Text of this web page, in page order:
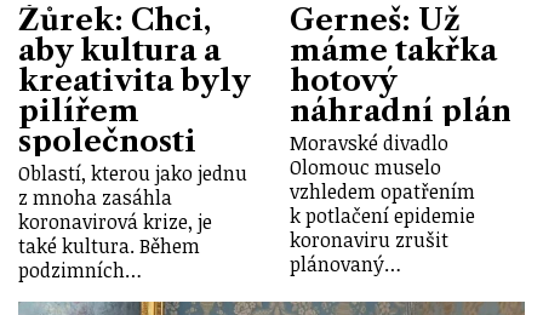
Žůrek: Chci,
aby kultura a
kreativita byly
pilířem
společnosti
Oblastí, kterou jako jednu
z mnoha zasáhla
koronavirová krize, je
také kultura. Během
podzimních…
Gerneš: Už
máme takřka
hotový
náhradní plán
Moravské divadlo
Olomouc muselo
vzhledem opatřením
k potlačení epidemie
koronaviru zrušit
plánovaný…